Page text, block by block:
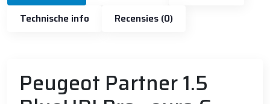
Technische info
Recensies (0)
Peugeot Partner 1.5